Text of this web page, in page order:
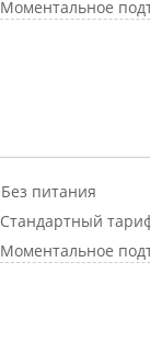
Моментальное
Без питания
Стандартный
Моментальное